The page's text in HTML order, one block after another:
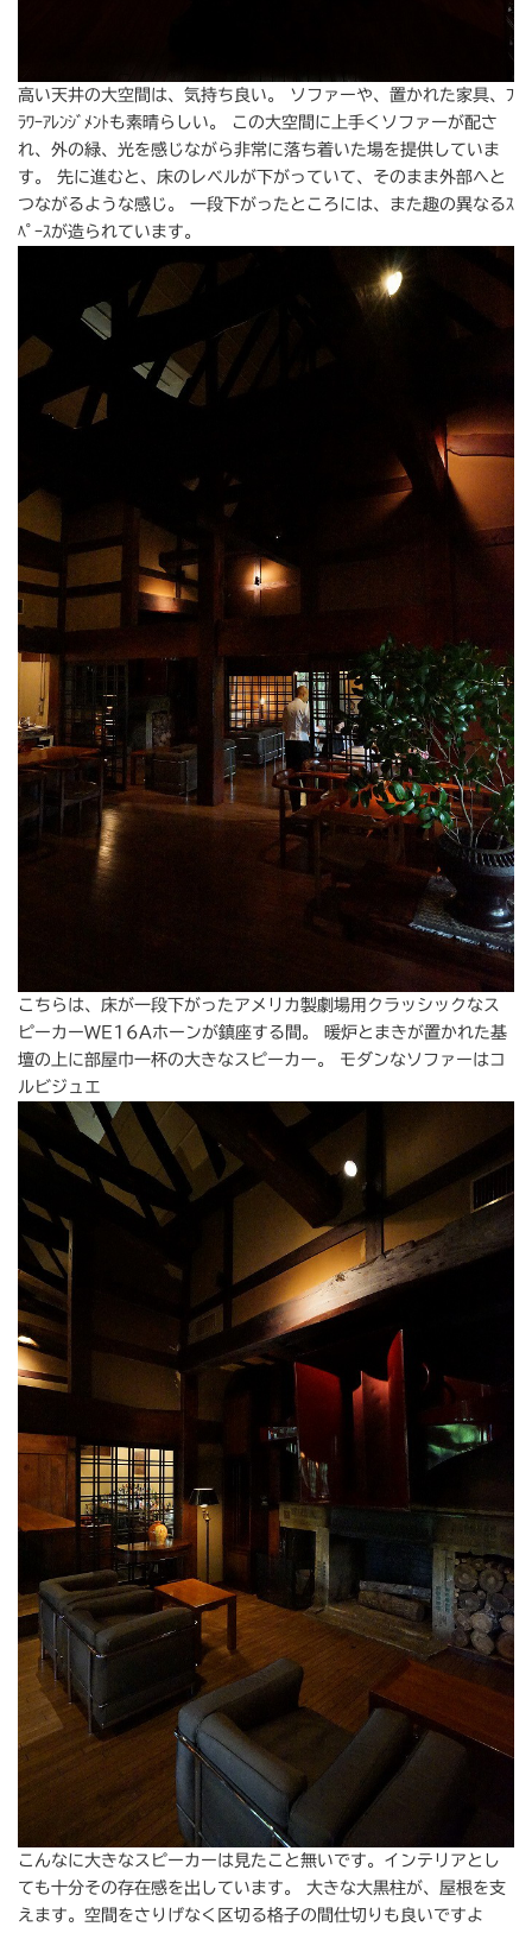
高い天井の大空間は、気持ち良い。 ソファーや、置かれた家具、ﾌ
ﾗﾜｰｱﾚﾝｼﾞﾒﾝﾄも素晴らしい。 この大空間に上手くソファーが配さ
れ、外の緑、光を感じながら非常に落ち着いた場を提供していま
す。 先に進むと、床のレベルが下がっていて、そのまま外部へと
つながるような感じ。 一段下がったところには、また趣の異なるｽ
ﾍﾟｰｽが造られています。
こちらは、床が一段下がったアメリカ製劇場用クラッシックなス
ピーカーWE16Aホーンが鎮座する間。 暖炉とまきが置かれた基
壇の上に部屋巾一杯の大きなスピーカー。 モダンなソファーはコ
ルビジュエ
こんなに大きなスピーカーは見たこと無いです。インテリアとし
ても十分その存在感を出しています。 大きな大黒柱が、屋根を支
えます。空間をさりげなく区切る格子の間仕切りも良いですよ